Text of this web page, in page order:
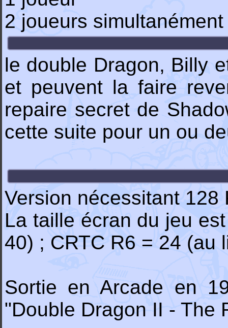
2 joueurs
le double Dragon, Billy
et peuvent la faire
repaire secret de
cette suite pour un ou
Version nécessitant 128
La taille écran du jeu
40) ; CRTC R6 = 24 (au
Sortie en Arcade en
"Double Dragon II - The